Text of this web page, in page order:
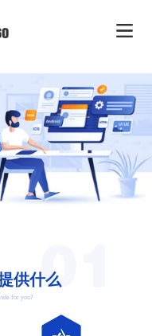
供什么